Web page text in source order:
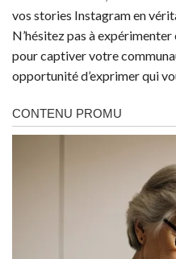
vos stories Instagram en
N’hésitez pas à
pour captiver votre
opportunité d’exprimer qui